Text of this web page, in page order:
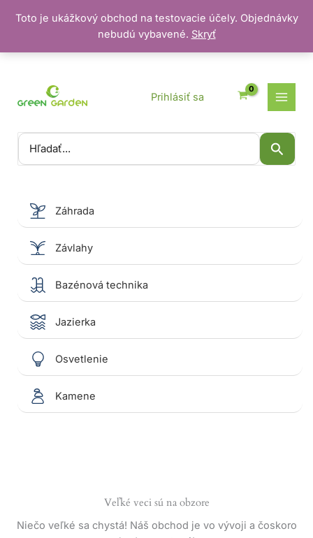
Toto je ukážkový obchod na testovacie účely. Objednávky
nebudú vybavené. Skryť
Vyhľadať:
Prihlásiť sa
Záhrada
Závlahy
Bazénová technika
Jazierka
Osvetlenie
Kamene
Veľké veci sú na obzore
Niečo veľké sa chystá! Náš obchod je vo vývoji a čoskoro